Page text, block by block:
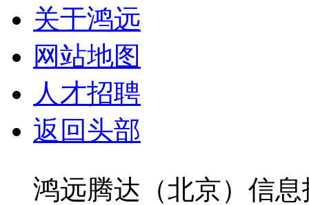
关于鸿远
网站地图
人才招聘
返回头部
鸿远腾达（北京）信